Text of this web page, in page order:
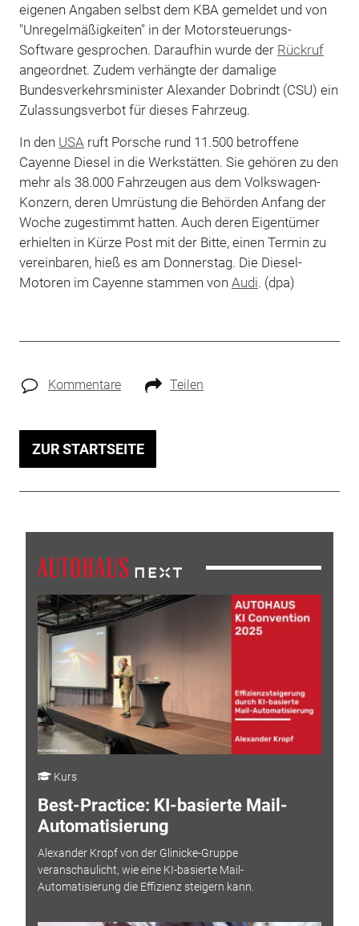
eigenen Angaben selbst dem KBA gemeldet und von
"Unregelmäßigkeiten" in der Motorsteuerungs-
Software gesprochen. Daraufhin wurde der Rückruf
angeordnet. Zudem verhängte der damalige
Bundesverkehrsminister Alexander Dobrindt (CSU) ein
Zulassungsverbot für dieses Fahrzeug.
In den USA ruft Porsche rund 11.500 betroffene
Cayenne Diesel in die Werkstätten. Sie gehören zu den
mehr als 38.000 Fahrzeugen aus dem Volkswagen-
Konzern, deren Umrüstung die Behörden Anfang der
Woche zugestimmt hatten. Auch deren Eigentümer
erhielten in Kürze Post mit der Bitte, einen Termin zu
vereinbaren, hieß es am Donnerstag. Die Diesel-
Motoren im Cayenne stammen von Audi. (dpa)
Kommentare Teilen
ZUR STARTSEITE
Kurs
Best-Practice: KI-basierte Mail-
Automatisierung
Alexander Kropf von der Glinicke-Gruppe
veranschaulicht, wie eine KI-basierte Mail-
Automatisierung die Effizienz steigern kann.